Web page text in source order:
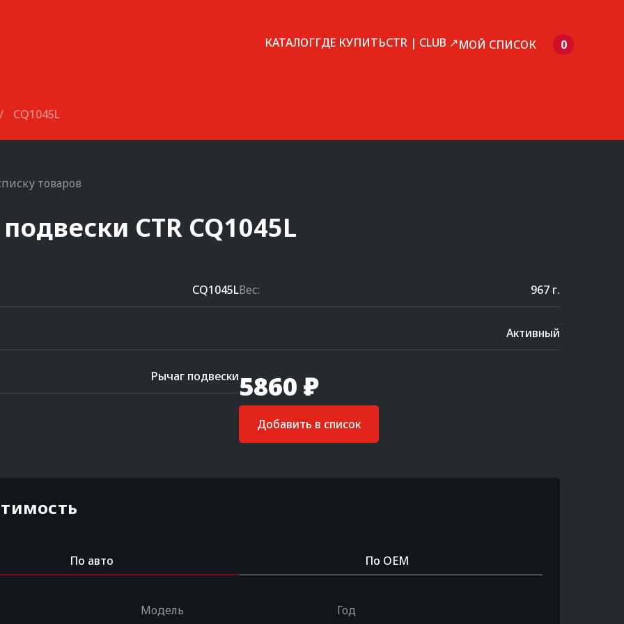
КАТАЛОГГДЕ КУПИТЬCTR | CLUB ↗МОЙ СПИСОК 0
CQ1045L
товаров
CTR CQ1045L
CQ1045LВес: 967 г.
Активный
Рычаг подвески5860 ₽
Добавить в список
По авто По OEM
Модель Год